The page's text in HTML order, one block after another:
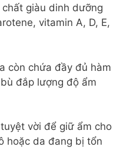
giàu dinh dưỡng
vitamin A, D, E,
còn chứa đầy đủ hàm
đắp lượng độ ẩm
vời để giữ ẩm cho
hoặc da đang bị tổn